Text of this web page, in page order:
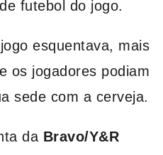
futebol do jogo.
esquentava, mais
os jogadores podiam
sede com a cerveja.
da Bravo/Y&R